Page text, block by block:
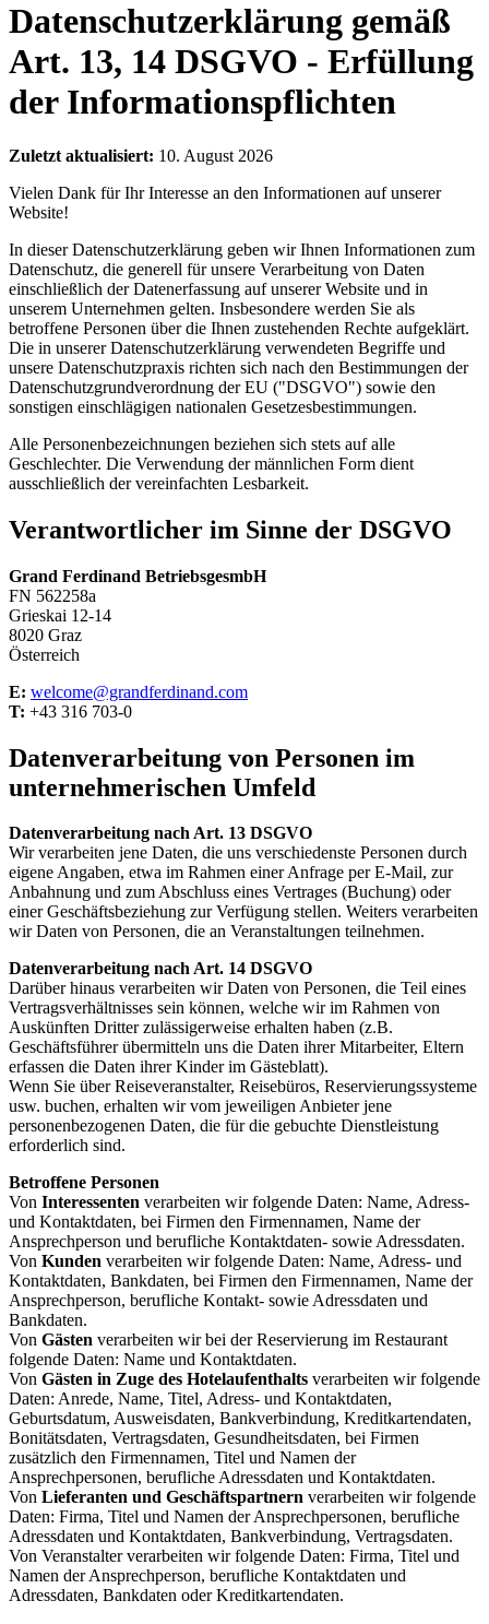
Datenschutzerklärung gemäß
Art. 13, 14 DSGVO - Erfüllung
der Informationspflichten
Zuletzt aktualisiert: 10. August 2026
Vielen Dank für Ihr Interesse an den Informationen auf unserer
Website!
In dieser Datenschutzerklärung geben wir Ihnen Informationen zum
Datenschutz, die generell für unsere Verarbeitung von Daten
einschließlich der Datenerfassung auf unserer Website und in
unserem Unternehmen gelten. Insbesondere werden Sie als
betroffene Personen über die Ihnen zustehenden Rechte aufgeklärt.
Die in unserer Datenschutzerklärung verwendeten Begriffe und
unsere Datenschutzpraxis richten sich nach den Bestimmungen der
Datenschutzgrundverordnung der EU ("DSGVO") sowie den
sonstigen einschlägigen nationalen Gesetzesbestimmungen.
Alle Personenbezeichnungen beziehen sich stets auf alle
Geschlechter. Die Verwendung der männlichen Form dient
ausschließlich der vereinfachten Lesbarkeit.
Verantwortlicher im Sinne der DSGVO
Grand Ferdinand BetriebsgesmbH
FN 562258a
Grieskai 12-14
8020 Graz
Österreich
E: welcome@grandferdinand.com
T: +43 316 703-0
Datenverarbeitung von Personen im
unternehmerischen Umfeld
Datenverarbeitung nach Art. 13 DSGVO
Wir verarbeiten jene Daten, die uns verschiedenste Personen durch
eigene Angaben, etwa im Rahmen einer Anfrage per E-Mail, zur
Anbahnung und zum Abschluss eines Vertrages (Buchung) oder
einer Geschäftsbeziehung zur Verfügung stellen. Weiters verarbeiten
wir Daten von Personen, die an Veranstaltungen teilnehmen.
Datenverarbeitung nach Art. 14 DSGVO
Darüber hinaus verarbeiten wir Daten von Personen, die Teil eines
Vertragsverhältnisses sein können, welche wir im Rahmen von
Auskünften Dritter zulässigerweise erhalten haben (z.B.
Geschäftsführer übermitteln uns die Daten ihrer Mitarbeiter, Eltern
erfassen die Daten ihrer Kinder im Gästeblatt).
Wenn Sie über Reiseveranstalter, Reisebüros, Reservierungssysteme
usw. buchen, erhalten wir vom jeweiligen Anbieter jene
personenbezogenen Daten, die für die gebuchte Dienstleistung
erforderlich sind.
Betroffene Personen
Von Interessenten verarbeiten wir folgende Daten: Name, Adress-
und Kontaktdaten, bei Firmen den Firmennamen, Name der
Ansprechperson und berufliche Kontaktdaten- sowie Adressdaten.
Von Kunden verarbeiten wir folgende Daten: Name, Adress- und
Kontaktdaten, Bankdaten, bei Firmen den Firmennamen, Name der
Ansprechperson, berufliche Kontakt- sowie Adressdaten und
Bankdaten.
Von Gästen verarbeiten wir bei der Reservierung im Restaurant
folgende Daten: Name und Kontaktdaten.
Von Gästen in Zuge des Hotelaufenthalts verarbeiten wir folgende
Daten: Anrede, Name, Titel, Adress- und Kontaktdaten,
Geburtsdatum, Ausweisdaten, Bankverbindung, Kreditkartendaten,
Bonitätsdaten, Vertragsdaten, Gesundheitsdaten, bei Firmen
zusätzlich den Firmennamen, Titel und Namen der
Ansprechpersonen, berufliche Adressdaten und Kontaktdaten.
Von Lieferanten und Geschäftspartnern verarbeiten wir folgende
Daten: Firma, Titel und Namen der Ansprechpersonen, berufliche
Adressdaten und Kontaktdaten, Bankverbindung, Vertragsdaten.
Von Veranstalter verarbeiten wir folgende Daten: Firma, Titel und
Namen der Ansprechperson, berufliche Kontaktdaten und
Adressdaten, Bankdaten oder Kreditkartendaten.